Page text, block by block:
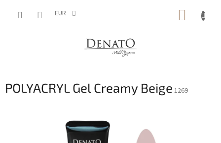
EUR
POLYACRYL Gel Creamy Beige 1269